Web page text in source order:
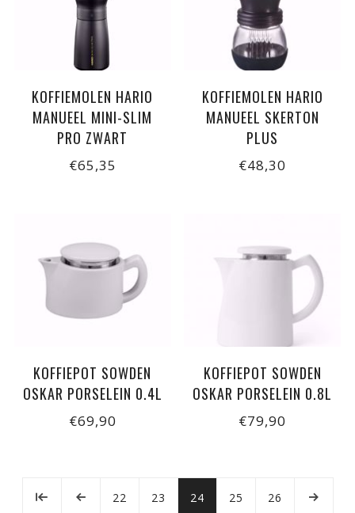
KOFFIEMOLEN HARIO
MANUEEL MINI-SLIM
PRO ZWART
€65,35
KOFFIEMOLEN HARIO
MANUEEL SKERTON
PLUS
€48,30
KOFFIEPOT SOWDEN
OSKAR PORSELEIN 0.4L
€69,90
KOFFIEPOT SOWDEN
OSKAR PORSELEIN 0.8L
€79,90
22 23 24 25 26